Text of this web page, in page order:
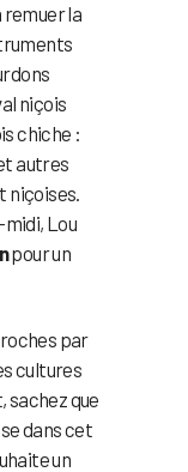
la
niçois
chiche :
autres
niçoises.
midi, Lou
pour un
par
cultures
sachez que
dans cet
un